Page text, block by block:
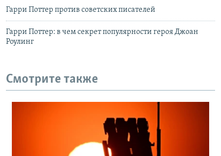
Гарри Поттер против советских писателей
Гарри Поттер: в чем секрет популярности героя Джоан
Роулинг
Смотрите также